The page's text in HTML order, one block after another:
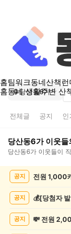
홈팀워크동네산책
홈동네 생활주변 산
당산동6가
전체글 공지 인
당산동6가이웃들
당산동6가 이웃들이
리/
공지 전원 1,000
공지
공지